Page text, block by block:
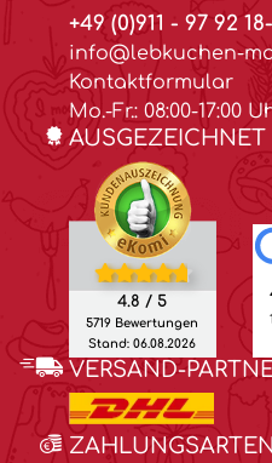
+49 (0)911 - 97 92
info@lebkuchen-
Kontaktformular
Mo.-Fr.: 08:00-17:00
AUSGEZEICHNET
4.8 / 5
5719 Bewertungen
Stand: 06.08.2026
VERSAND-
ZAHLUNGSARTEN